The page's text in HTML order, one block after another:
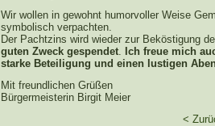
Wir wollen in gewohnt humorvoller Weise
symbolisch verpachten.
Der Pachtzins wird wieder zur Beköstigung
guten Zweck gespendet. Ich freue mich
starke Beteiligung und einen lustigen
Mit freundlichen Grüßen
Bürgermeisterin Birgit Meier
<